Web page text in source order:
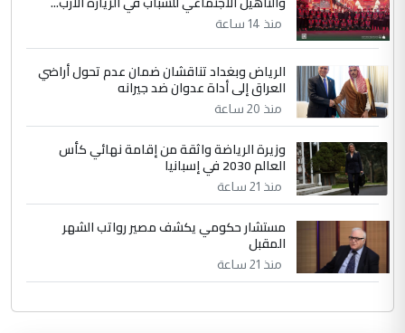
منذ 14 ساعة
الرياض وبغداد تناقشان ضمان عدم تحول أراضي
العراق إلى أداة عدوان ضد جيرانه
منذ 20 ساعة
وزيرة الرياضة واثقة من إقامة نهائي كأس
العالم 2030 في إسبانيا
منذ 21 ساعة
مستشار حكومي يكشف مصير رواتب الشهر
المقبل
منذ 21 ساعة